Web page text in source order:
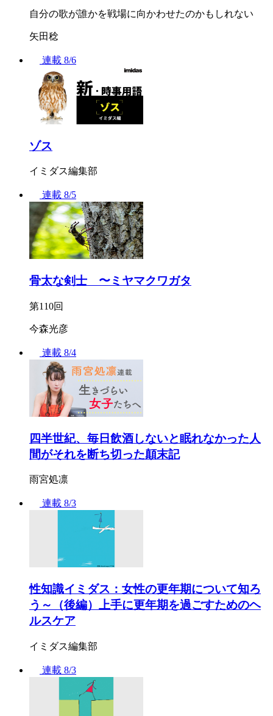
自分の歌が誰かを戦場に向かわせたのかもしれない
矢田稔
連載 8/6
ゾス
イミダス編集部
連載 8/5
骨太な剣士 〜ミヤマクワガタ
第110回
今森光彦
連載 8/4
四半世紀、毎日飲酒しないと眠れなかった人
間がそれを断ち切った顛末記
雨宮処凛
連載 8/3
性知識イミダス：女性の更年期について知ろ
う～（後編）上手に更年期を過ごすためのヘ
ルスケア
イミダス編集部
連載 8/3